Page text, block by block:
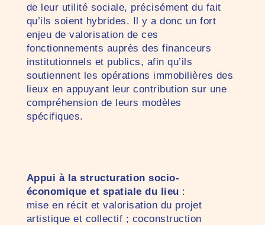
de leur utilité sociale, précisément du fait
qu’ils soient hybrides. Il y a donc un fort
enjeu de valorisation de ces
fonctionnements auprès des financeurs
institutionnels et publics, afin qu’ils
soutiennent les opérations immobilières des
lieux en appuyant leur contribution sur une
compréhension de leurs modèles
spécifiques.
Appui à la structuration socio-
économique et spatiale du lieu :
mise en récit et valorisation du projet
artistique et collectif ; coconstruction